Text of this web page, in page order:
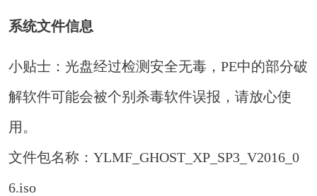
系统文件信息
小贴士：光盘经过检测安全无毒，PE中的部分破
解软件可能会被个别杀毒软件误报，请放心使
用。
文件包名称：YLMF_GHOST_XP_SP3_V2016_0
6.iso